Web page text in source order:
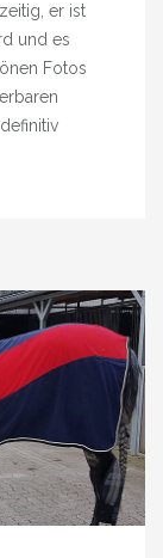
er ist
und es
Fotos